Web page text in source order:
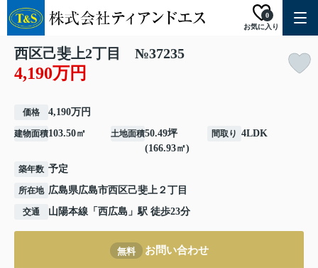
お気に入り
0
西区己斐上2丁目 №37235
4,190万円
価格 4,190万円
建物面積103.50㎡ 土地面積50.49坪
(166.93㎡)
間取り 4LDK
築年数 予定
所在地 広島県広島市西区己斐上 ２丁目
交通 山陽本線 「 西広島 」駅 徒歩23分
無料 お問い合わせ